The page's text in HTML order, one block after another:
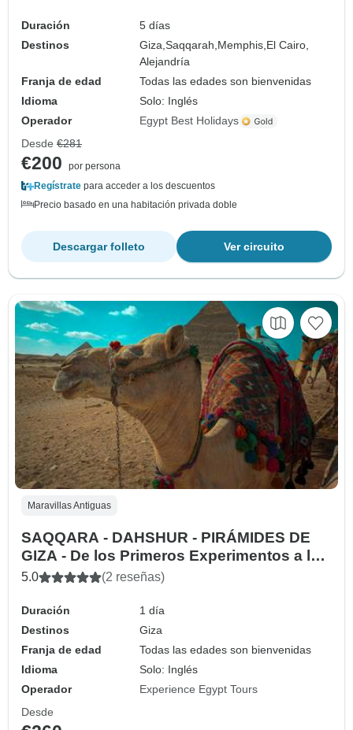
Duración
5 días
Destinos
Giza,Saqqarah,Memphis,El Cairo,
Alejandría
Franja de edad
Todas las edades son bienvenidas
Idioma
Solo: Inglés
Operador
Egypt Best Holidays
Desde €281
€200
por persona
Regístrate para acceder a los descuentos
Precio basado en una habitación privada doble
Ver circuito
Descargar folleto
Maravillas Antiguas
SAQQARA - DAHSHUR - PIRÁMIDES DE
GIZA - De los Primeros Experimentos a la
Maestría Eterna
5.0 (2 reseñas)
Duración
1 día
Destinos
Giza
Franja de edad
Todas las edades son bienvenidas
Idioma
Solo: Inglés
Operador
Experience Egypt Tours
Desde